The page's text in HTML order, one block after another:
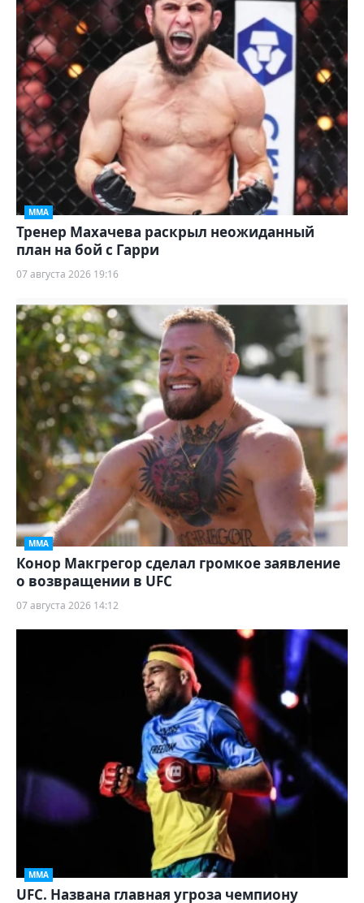
ММА
Тренер Махачева раскрыл неожиданный
план на бой с Гарри
07 августа 2026 19:16
ММА
Конор Макгрегор сделал громкое заявление
о возвращении в UFC
07 августа 2026 14:12
ММА
UFC. Названа главная угроза чемпиону